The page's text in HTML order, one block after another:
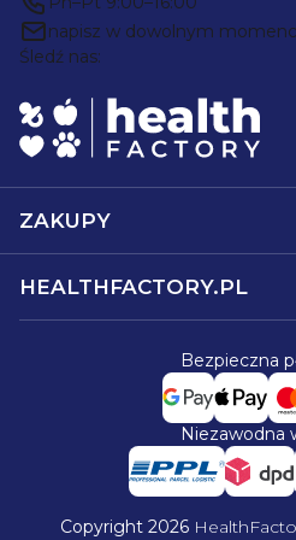
napisz w dowolnym
Śledź nas:
ZAKUPY
HEALTHFACTORY.PL
Bezpieczna
Niezawodna
Copyright 2026